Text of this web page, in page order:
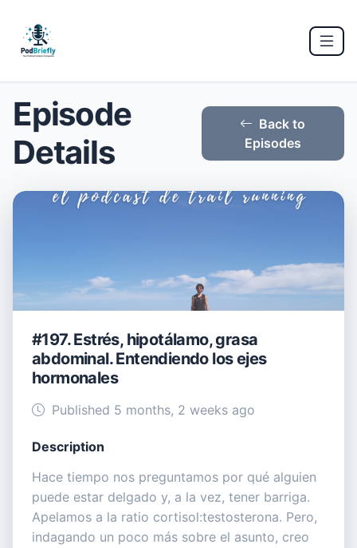
Episode
Details
Back to
Episodes
#197. Estrés, hipotálamo, grasa
abdominal. Entendiendo los ejes
hormonales
Published 5 months, 2 weeks ago
Description
Hace tiempo nos preguntamos por qué alguien
puede estar delgado y, a la vez, tener barriga.
Apelamos a la ratio cortisol:testosterona. Pero,
indagando un poco más sobre el asunto, creo